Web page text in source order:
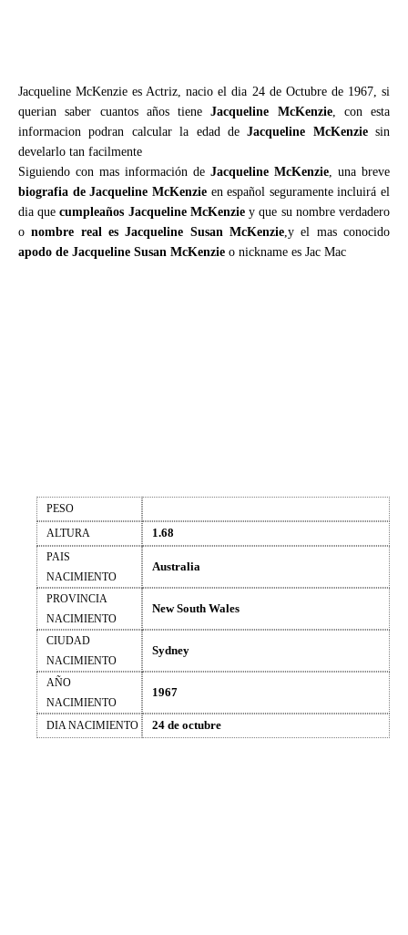
Jacqueline McKenzie es Actriz, nacio el dia 24 de Octubre de 1967, si
querian saber cuantos años tieneJacqueline McKenzie, con esta
informacion podran calcular la edad deJacqueline McKenziesin
develarlo tan facilmente
Siguiendo con mas información de Jacqueline McKenzie, una breve
biografia de Jacqueline McKenzieen español seguramente incluirá el
dia quecumpleaños Jacqueline McKenziey que su nombre verdadero
onombre real es Jacqueline Susan McKenzie,y el mas conocido
apodo de Jacqueline Susan McKenzie o nickname es Jac Mac
PESO
ALTURA
1.68
PAIS
NACIMIENTO
Australia
PROVINCIA
NACIMIENTO
New South Wales
CIUDAD
NACIMIENTO
Sydney
AÑO
NACIMIENTO
1967
DIA NACIMIENTO 24 de octubre